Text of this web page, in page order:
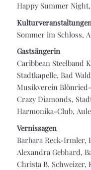
Happy Summer Night,
Kulturveranstaltungen
Sommer im Schloss,
Gastsängerin
Caribbean Steelband
Stadtkapelle, Bad
Musikverein
Crazy Diamonds,
Harmonika-Club,
Vernissagen
Barbara Reck-Irmler,
Alexandra Gebhard,
Christa B. Schweizer,